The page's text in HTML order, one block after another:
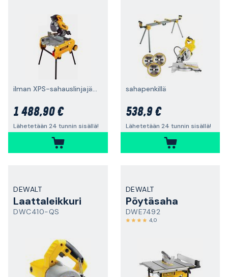
ilman XPS-sahauslinjajärjestelmää
1 488,90 €
Lähetetään 24 tunnin sisällä!
sahapenkillä
538,9 €
Lähetetään 24 tunnin sisällä!
DEWALT
Laattaleikkuri
DWC410-QS
DEWALT
Pöytäsaha
DWE7492
4,0